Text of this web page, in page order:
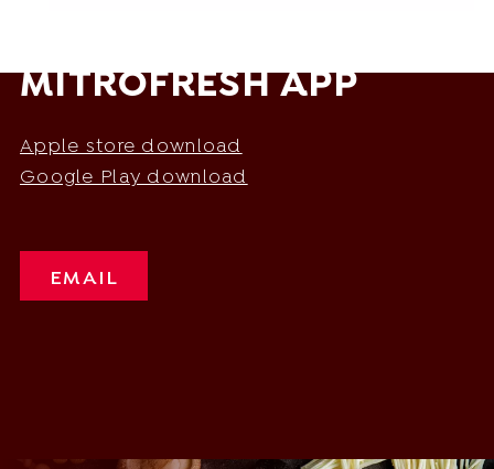
MITROFRESH APP
Apple store download
Google Play download
EMAIL